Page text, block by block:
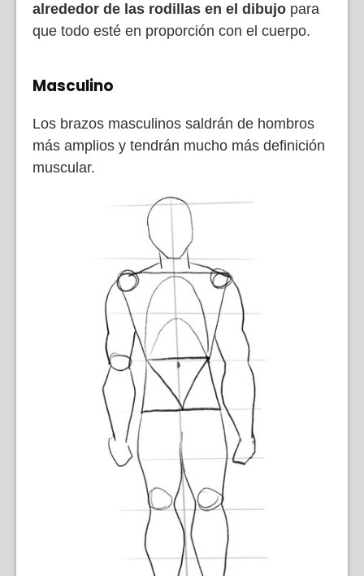
alrededor de las rodillas en el dibujo para
que todo esté en proporción con el cuerpo.
Masculino
Los brazos masculinos saldrán de hombros
más amplios y tendrán mucho más definición
muscular.